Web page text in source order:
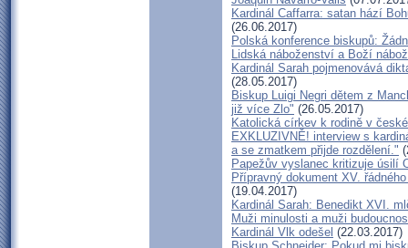
Kardinál Caffarra: satan hází
(26.06.2017)
Polská konference biskupů:
Lidská náboženství a Boží
Kardinál Sarah pojmenovává
(28.05.2017)
Biskup Luigi Negri dětem z
již více Zlo" (26.05.2017)
Katolická církev k rodině v
EXKLUZIVNĚ! interview s
a se zmatkem přijde rozdělení."
Papežův vyslanec kritizuje úsilí
Přípravný dokument XV.
(19.04.2017)
Kardinál Sarah: Benedikt XVI.
Muži minulosti a muži
Kardinál Vlk odešel (22.03.2017)